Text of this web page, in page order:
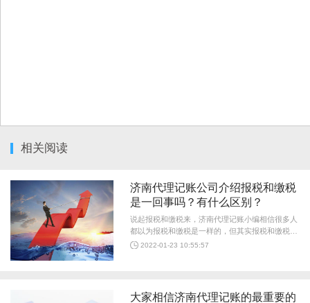
相关阅读
济南代理记账公司介绍报税和缴税
是一回事吗？有什么区别？
说起报税和缴税来，济南代理记账小编相信很多人
都以为报税和缴税是一样的，但其实报税和缴税是
纳税过程中的两个独立的环节，两者是有一定的联
2022-01-23 10:55:57
大家相信济南代理记账的最重要的